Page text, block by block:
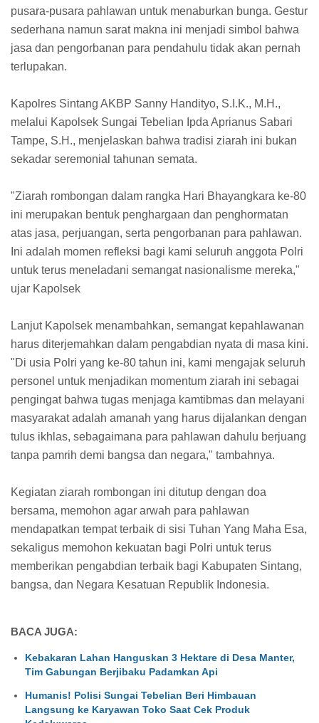
pusara-pusara pahlawan untuk menaburkan bunga. Gestur
sederhana namun sarat makna ini menjadi simbol bahwa
jasa dan pengorbanan para pendahulu tidak akan pernah
terlupakan.
Kapolres Sintang AKBP Sanny Handityo, S.I.K., M.H.,
melalui Kapolsek Sungai Tebelian Ipda Aprianus Sabari
Tampe, S.H., menjelaskan bahwa tradisi ziarah ini bukan
sekadar seremonial tahunan semata.
"Ziarah rombongan dalam rangka Hari Bhayangkara ke-80
ini merupakan bentuk penghargaan dan penghormatan
atas jasa, perjuangan, serta pengorbanan para pahlawan.
Ini adalah momen refleksi bagi kami seluruh anggota Polri
untuk terus meneladani semangat nasionalisme mereka,"
ujar Kapolsek
Lanjut Kapolsek menambahkan, semangat kepahlawanan
harus diterjemahkan dalam pengabdian nyata di masa kini.
"Di usia Polri yang ke-80 tahun ini, kami mengajak seluruh
personel untuk menjadikan momentum ziarah ini sebagai
pengingat bahwa tugas menjaga kamtibmas dan melayani
masyarakat adalah amanah yang harus dijalankan dengan
tulus ikhlas, sebagaimana para pahlawan dahulu berjuang
tanpa pamrih demi bangsa dan negara," tambahnya.
Kegiatan ziarah rombongan ini ditutup dengan doa
bersama, memohon agar arwah para pahlawan
mendapatkan tempat terbaik di sisi Tuhan Yang Maha Esa,
sekaligus memohon kekuatan bagi Polri untuk terus
memberikan pengabdian terbaik bagi Kabupaten Sintang,
bangsa, dan Negara Kesatuan Republik Indonesia.
BACA JUGA:
Kebakaran Lahan Hanguskan 3 Hektare di Desa Manter,
Tim Gabungan Berjibaku Padamkan Api
Humanis! Polisi Sungai Tebelian Beri Himbauan
Langsung ke Karyawan Toko Saat Cek Produk